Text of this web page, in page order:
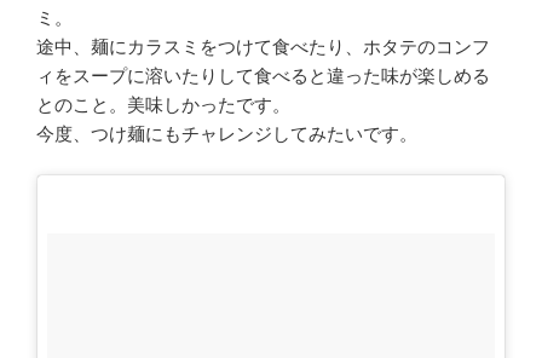
ミ。
途中、麺にカラスミをつけて食べたり、ホタテのコンフ
ィをスープに溶いたりして食べると違った味が楽しめる
とのこと。美味しかったです。
今度、つけ麺にもチャレンジしてみたいです。